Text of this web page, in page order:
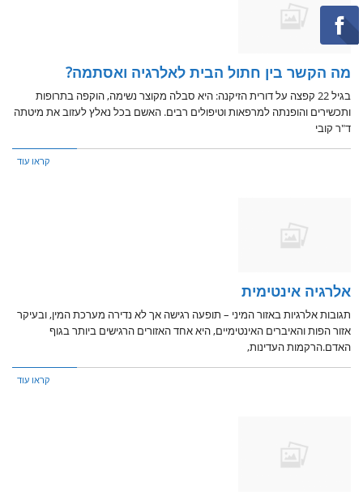
מה הקשר בין חתול הבית לאלרגיה ואסתמה?
בגיל 22 קפצה על דורית הזיקנה: היא סבלה מקוצר נשימה, הוקפה בתרופות
ותכשירים והופנתה למרפאות וטיפולים רבים. האשם בכל נאלץ לעזוב את מיטתה
ד"ר קובי
קראו עוד
אלרגיה אינטימית
תגובות אלרגיות באזור המיני – תופעה רגישה אך לא נדירה מערכת המין, ובעיקר
אזור הפות והאיברים האינטימיים, היא אחד האזורים הרגישים ביותר בגוף
האדם.הרקמות העדינות,
קראו עוד